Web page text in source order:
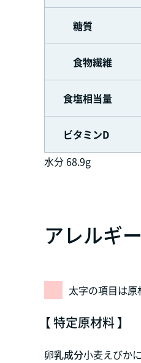
糖質
食物繊維
食塩相当量
ビタミンD
水分 68.9g
アレルギ
太字の項目は原
【 特定原材料 】
卵乳成分小麦えびかに